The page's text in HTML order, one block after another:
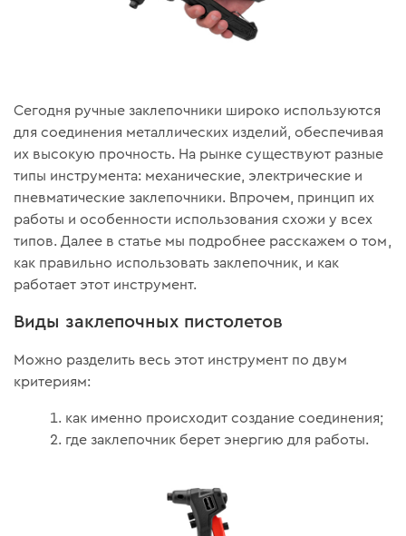
Сегодня ручные заклепочники широко используются
для соединения металлических изделий, обеспечивая
их высокую прочность. На рынке существуют разные
типы инструмента: механические, электрические и
пневматические заклепочники. Впрочем, принцип их
работы и особенности использования схожи у всех
типов. Далее в статье мы подробнее расскажем о том,
как правильно использовать заклепочник, и как
работает этот инструмент.
Виды заклепочных пистолетов
Можно разделить весь этот инструмент по двум
критериям:
как именно происходит создание соединения;
где заклепочник берет энергию для работы.